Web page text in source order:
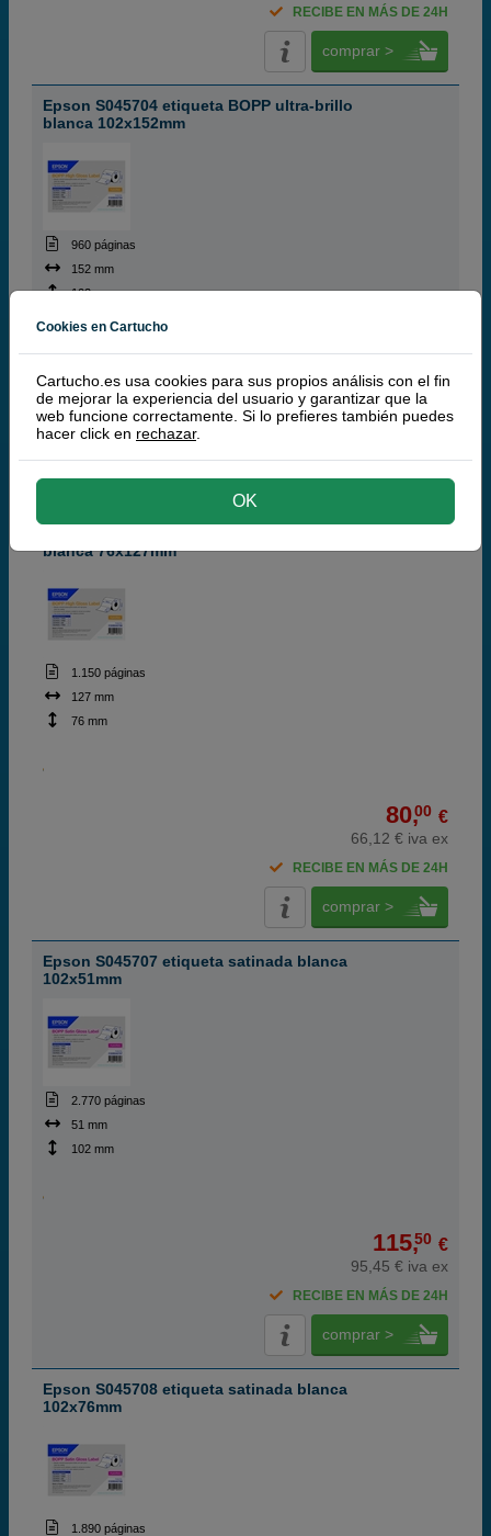
RECIBE EN MÁS DE 24H
comprar >
Epson S045704 etiqueta BOPP ultra-brillo
blanca 102x152mm
960 páginas
152 mm
102 mm
105,00 €
86,78 € iva ex
comprar >
blanca 76x127mm
1.150 páginas
127 mm
76 mm
80,00 €
66,12 € iva ex
RECIBE EN MÁS DE 24H
comprar >
Epson S045707 etiqueta satinada blanca
102x51mm
2.770 páginas
51 mm
102 mm
115,50 €
95,45 € iva ex
RECIBE EN MÁS DE 24H
comprar >
Epson S045708 etiqueta satinada blanca
102x76mm
1.890 páginas
Cookies en Cartucho
Cartucho.es usa cookies para sus propios análisis con el fin
de mejorar la experiencia del usuario y garantizar que la
web funcione correctamente. Si lo prefieres también puedes
hacer click en rechazar.
OK